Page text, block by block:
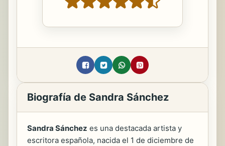
Biografía de Sandra Sánchez
Sandra Sánchez es una destacada artista y
escritora española, nacida el 1 de diciembre de